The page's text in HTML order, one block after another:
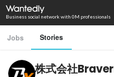
Business social network with 0M professionals
Jobs Stories
株式会社